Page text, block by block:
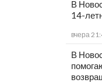
В
14-
вчера
В